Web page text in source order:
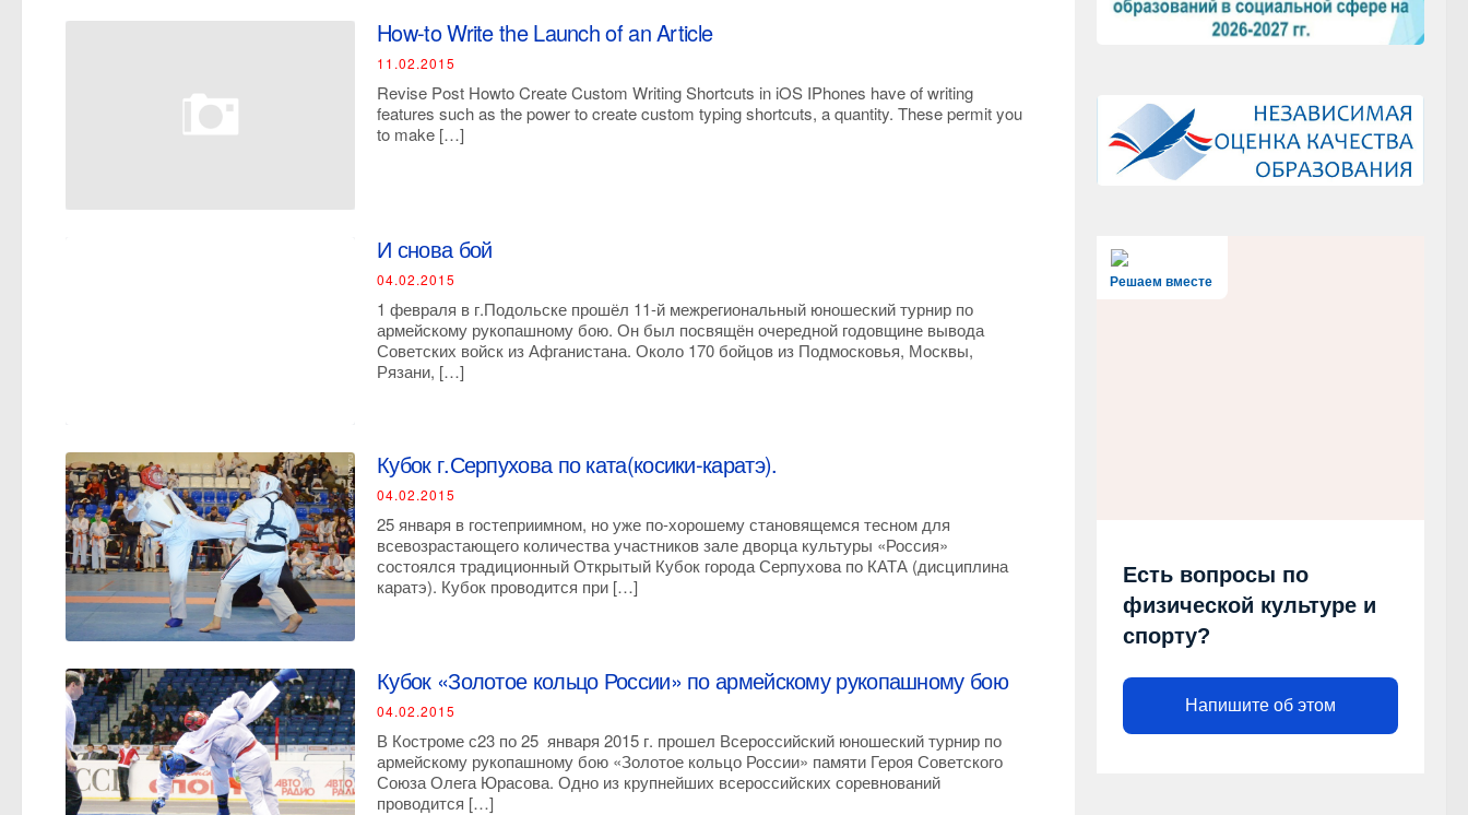
How-to Write the Launch of an Article
11.02.2015
Revise Post Howto Create Custom Writing Shortcuts in iOS IPhones have of writing
features such as the power to create custom typing shortcuts, a quantity. These permit you
to make […]
И снова бой
04.02.2015
1 февраля в г.Подольске прошёл 11-й межрегиональный юношеский турнир по
армейскому рукопашному бою. Он был посвящён очередной годовщине вывода
Советских войск из Афганистана. Около 170 бойцов из Подмосковья, Москвы,
Рязани, […]
Кубок г.Серпухова по ката(косики-каратэ).
04.02.2015
25 января в гостеприимном, но уже по-хорошему становящемся тесном для
всевозрастающего количества участников зале дворца культуры «Россия»
состоялся традиционный Открытый Кубок города Серпухова по КАТА (дисциплина
каратэ). Кубок проводится при […]
Кубок «Золотое кольцо России» по армейскому рукопашному бою
04.02.2015
В Костроме с23 по 25 января 2015 г. прошел Всероссийский юношеский турнир по
армейскому рукопашному бою «Золотое кольцо России» памяти Героя Советского
Союза Олега Юрасова. Одно из крупнейших всероссийских соревнований
проводится […]
Решаем вместе
Есть вопросы по
физической культуре и
спорту?
Напишите об этом